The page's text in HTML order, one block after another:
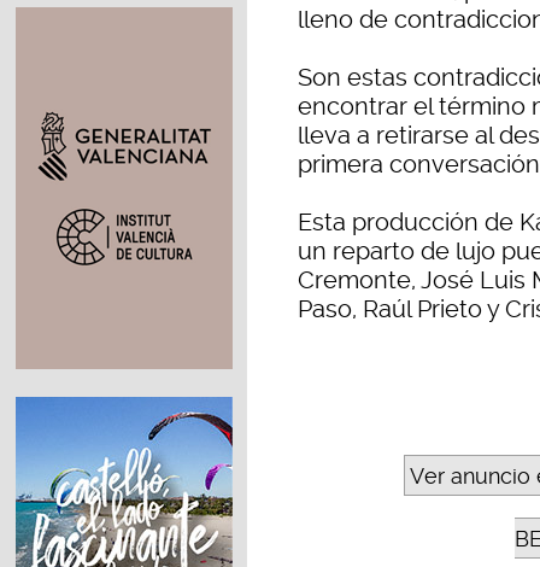
lleno de
Son estas
encontrar el término
lleva a retirarse al
primera
Esta producción de
un reparto de lujo
Cremonte, José Luis
Paso, Raúl Prieto y
Ver anuncio